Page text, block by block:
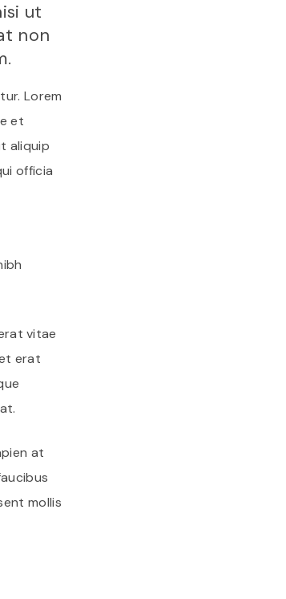
ut
non
Lorem
et
aliquip
officia
vitae
erat
at
mollis